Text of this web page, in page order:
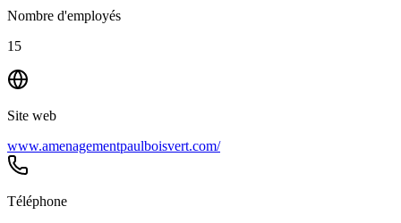
Nombre d'employés
15
Site web
www.amenagementpaulboisvert.com/
Téléphone